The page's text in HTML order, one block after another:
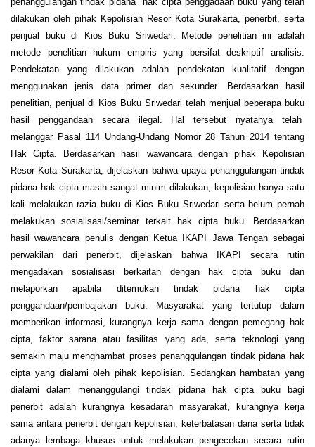
dilakukan oleh pihak Kepolisian Resor Kota Surakarta, penerbit, serta
penjual buku di Kios Buku Sriwedari. Metode penelitian ini adalah
metode penelitian hukum empiris yang bersifat deskriptif analisis.
Pendekatan yang dilakukan adalah pendekatan kualitatif dengan
menggunakan jenis data primer dan sekunder. Berdasarkan hasil
penelitian, penjual di Kios Buku Sriwedari telah menjual beberapa buku
hasil penggandaan secara ilegal. Hal tersebut nyatanya telah
melanggar Pasal 114 Undang-Undang Nomor 28 Tahun 2014 tentang
Hak Cipta. Berdasarkan hasil wawancara dengan pihak Kepolisian
Resor Kota Surakarta, dijelaskan bahwa upaya penanggulangan tindak
pidana hak cipta masih sangat minim dilakukan, kepolisian hanya satu
kali melakukan razia buku di Kios Buku Sriwedari serta belum pernah
melakukan sosialisasi/seminar terkait hak cipta buku. Berdasarkan
hasil wawancara penulis dengan Ketua IKAPI Jawa Tengah sebagai
perwakilan dari penerbit, dijelaskan bahwa IKAPI secara rutin
mengadakan sosialisasi berkaitan dengan hak cipta buku dan
melaporkan apabila ditemukan tindak pidana hak cipta
penggandaan/pembajakan buku. Masyarakat yang tertutup dalam
memberikan informasi, kurangnya kerja sama dengan pemegang hak
cipta, faktor sarana atau fasilitas yang ada, serta teknologi yang
semakin maju menghambat proses penanggulangan tindak pidana hak
cipta yang dialami oleh pihak kepolisian. Sedangkan hambatan yang
dialami dalam menanggulangi tindak pidana hak cipta buku bagi
penerbit adalah kurangnya kesadaran masyarakat, kurangnya kerja
sama antara penerbit dengan kepolisian, keterbatasan dana serta tidak
adanya lembaga khusus untuk melakukan pengecekan secara rutin